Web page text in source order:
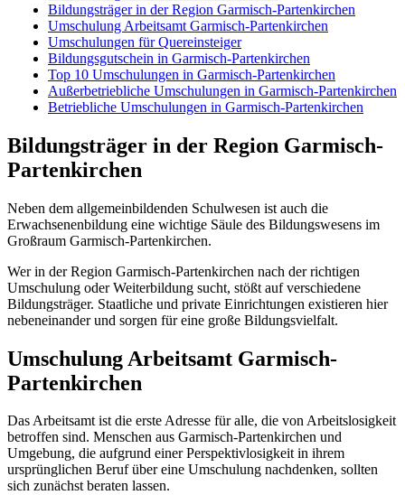
Bildungsträger in der Region Garmisch-Partenkirchen
Umschulung Arbeitsamt Garmisch-Partenkirchen
Umschulungen für Quereinsteiger
Bildungsgutschein in Garmisch-Partenkirchen
Top 10 Umschulungen in Garmisch-Partenkirchen
Außerbetriebliche Umschulungen in Garmisch-Partenkirchen
Betriebliche Umschulungen in Garmisch-Partenkirchen
Bildungsträger in der Region Garmisch-
Partenkirchen
Neben dem allgemeinbildenden Schulwesen ist auch die
Erwachsenenbildung eine wichtige Säule des Bildungswesens im
Großraum Garmisch-Partenkirchen.
Wer in der Region Garmisch-Partenkirchen nach der richtigen
Umschulung oder Weiterbildung sucht, stößt auf verschiedene
Bildungsträger. Staatliche und private Einrichtungen existieren hier
nebeneinander und sorgen für eine große Bildungsvielfalt.
Umschulung Arbeitsamt Garmisch-
Partenkirchen
Das Arbeitsamt ist die erste Adresse für alle, die von Arbeitslosigkeit
betroffen sind. Menschen aus Garmisch-Partenkirchen und
Umgebung, die aufgrund einer Perspektivlosigkeit in ihrem
ursprünglichen Beruf über eine Umschulung nachdenken, sollten
sich zunächst beraten lassen.